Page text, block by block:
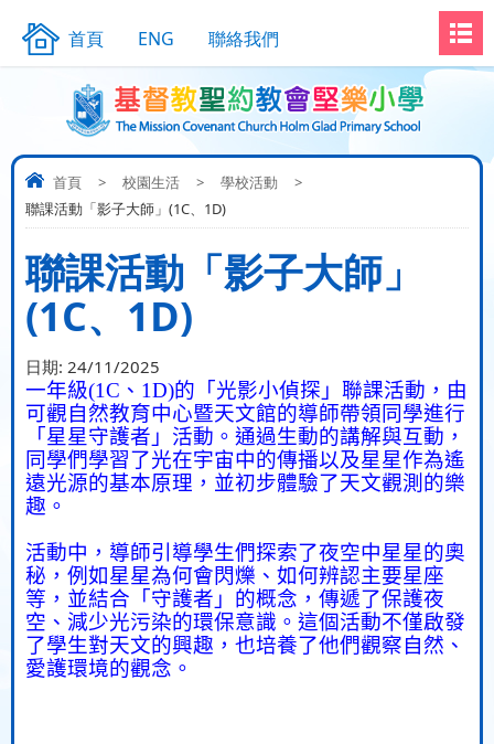
首頁 ENG 聯絡我們
首頁 > 校園生活 > 學校活動
>
聯課活動「影子大師」(1C、1D)
聯課活動「影子大師」
(1C、1D)
日期: 24/11/2025
一年級(1C 、 1D)的「 光影小偵探 」聯課活動，由
可觀自然教育中心暨天文館的導師帶領同學進行
「星星守護者」活動。通過生動的講解與互動，
同學們學習了光在宇宙中的傳播以及星星作為遙
遠光源的基本原理，並初步體驗了天文觀測的樂
趣。
活動中，導師引導學生們探索了夜空中星星的奧
秘，例如星星為何會閃爍、如何辨認主要星座
等，並結合「守護者」的概念，傳遞了保護夜
空、減少光污染的環保意識。這個活動不僅啟發
了學生對天文的興趣，也培養了他們觀察自然、
愛護環境的觀念。